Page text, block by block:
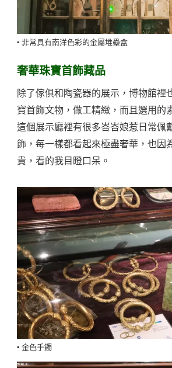
▪️ 非常具有南洋色彩的金屬堆壘盒
奢華珠寶首飾藏品
除了傢俱和陶瓷器的展示，博物館裡
寶首飾文物，做工精緻，而且選用的
這個展示廳裡有很多峇峇娘惹日常佩
飾，每一樣都看起來極盡奢華，也因
貴，看的我目瞪口呆。
▪️ 金色手鐲